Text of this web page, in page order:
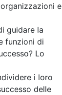
e
guidare la
funzioni di
Lo
i loro
delle